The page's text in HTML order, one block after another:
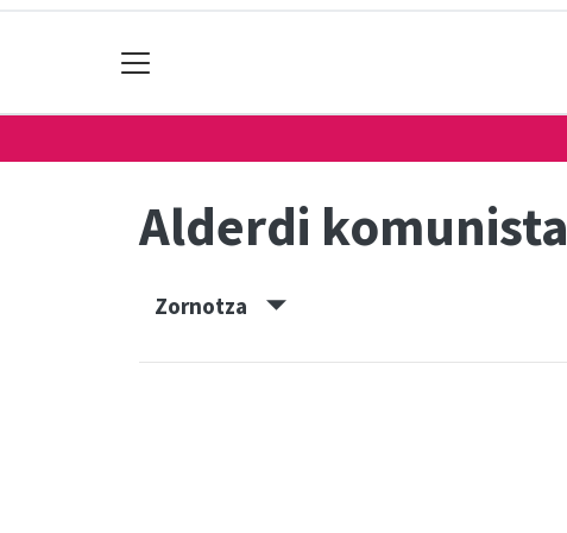
Alderdi komunista
Zornotza